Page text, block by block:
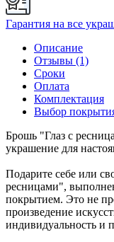
Гарантия на все
Описание
Отзывы (1)
Сроки
Оплата
Комплектация
Выбор
Брошь "Глаз с
украшение для
Подарите себе или
ресницами",
покрытием. Это не
произведение
индивидуальность и